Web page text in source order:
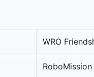
WRO